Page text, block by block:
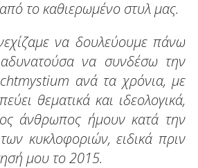
το καθιερωμένο στυλ μας.
να δουλεύουμε πάνω
να συνδέσω την
ανά τα χρόνια, με
θεματικά και ιδεολογικά,
άνθρωπος ήμουν κατά την
κυκλοφοριών, ειδικά πριν
μου το 2015.